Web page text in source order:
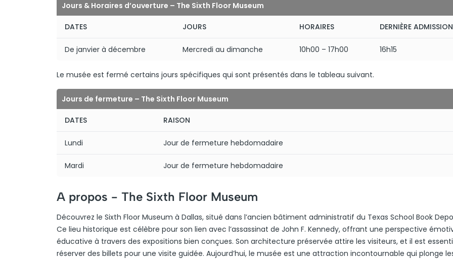
Jours & Horaires d’ouverture – The Sixth Floor Museum
DATES JOURS HORAIRES DERNIÈRE ADMISSION
De janvier à décembre Mercredi au dimanche 10h00 – 17h00 16h15
Le musée est fermé certains jours spécifiques qui sont présentés dans le tableau suivant.
Jours de fermeture – The Sixth Floor Museum
DATES RAISON
Lundi Jour de fermeture hebdomadaire
Mardi Jour de fermeture hebdomadaire
A propos - The Sixth Floor Museum
Découvrez le Sixth Floor Museum à Dallas, situé dans l’ancien bâtiment administratif du Texas School Book
Ce lieu historique est célèbre pour son lien avec l’assassinat de John F. Kennedy, offrant une perspective
éducative à travers des expositions bien conçues. Son architecture préservée attire les visiteurs, et il est
réserver des billets pour une visite guidée. Aujourd’hui, le musée est une attraction incontournable qui plonge